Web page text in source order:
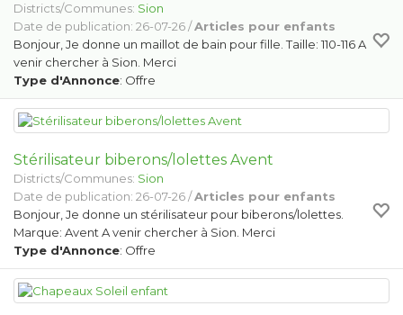
Districts/Communes: Sion
Date de publication: 26-07-26 /Articles pour enfants
Bonjour, Je donne un maillot de bain pour fille. Taille: 110-116 A
venir chercher à Sion. Merci
Type d'Annonce: Offre
Stérilisateur biberons/lolettes Avent
Districts/Communes: Sion
Date de publication: 26-07-26 /Articles pour enfants
Bonjour, Je donne un stérilisateur pour biberons/lolettes.
Marque: Avent A venir chercher à Sion. Merci
Type d'Annonce: Offre